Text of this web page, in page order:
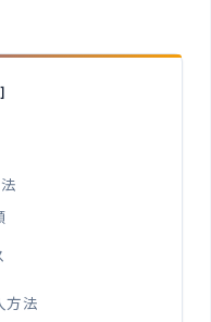
方法